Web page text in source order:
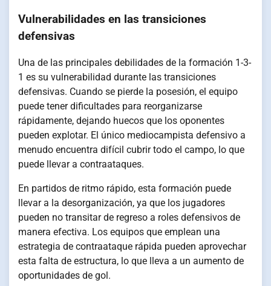
Vulnerabilidades en las transiciones
defensivas
Una de las principales debilidades de la formación 1-3-
1 es su vulnerabilidad durante las transiciones
defensivas. Cuando se pierde la posesión, el equipo
puede tener dificultades para reorganizarse
rápidamente, dejando huecos que los oponentes
pueden explotar. El único mediocampista defensivo a
menudo encuentra difícil cubrir todo el campo, lo que
puede llevar a contraataques.
En partidos de ritmo rápido, esta formación puede
llevar a la desorganización, ya que los jugadores
pueden no transitar de regreso a roles defensivos de
manera efectiva. Los equipos que emplean una
estrategia de contraataque rápida pueden aprovechar
esta falta de estructura, lo que lleva a un aumento de
oportunidades de gol.